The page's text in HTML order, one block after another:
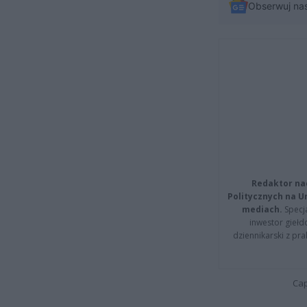
Obserwuj
Redaktor
Politycznych na
mediach.
inwestor
dziennikarski z